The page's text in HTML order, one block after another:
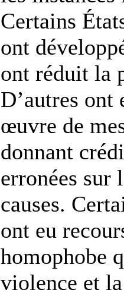
Certains
ont
ont réduit la
D’autres ont
œuvre de
donnant
erronées sur
causes.
ont eu
homophobe
violence et